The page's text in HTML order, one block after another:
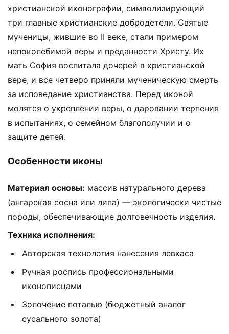
христианской иконографии, символизирующий
три главные христианские добродетели. Святые
мученицы, жившие во II веке, стали примером
непоколебимой веры и преданности Христу. Их
мать София воспитала дочерей в христианской
вере, и все четверо приняли мученическую смерть
за исповедание христианства. Перед иконой
молятся о укреплении веры, о даровании терпения
в испытаниях, о семейном благополучии и о
защите детей.
Особенности иконы
Материал основы: массив натурального дерева
(ангарская сосна или липа) — экологически чистые
породы, обеспечивающие долговечность изделия.
Техника исполнения:
Авторская технология нанесения левкаса
Ручная роспись профессиональными
иконописцами
Золочение поталью (бюджетный аналог
сусального золота)